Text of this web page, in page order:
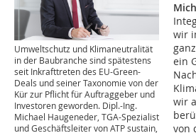
Umweltschutz und Klimaneutralität
in der Baubranche sind spätestens
seit Inkrafttreten des EU-Green-
Deals und seiner Taxonomie von der
Kür zur Pflicht für Auftraggeber und
Investoren geworden. Dipl.-Ing.
Michael Haugeneder, TGA-Spezialist
und Geschäftsleiter von ATP sustain,
wir
ein
wir
von